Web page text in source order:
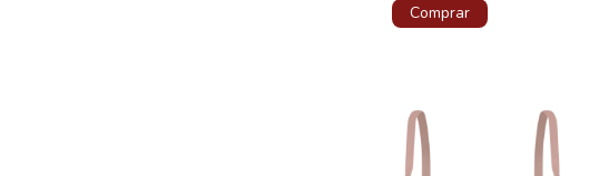
Comprar